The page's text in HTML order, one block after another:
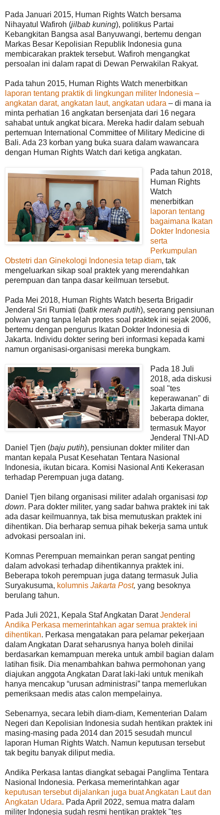
Pada Januari 2015, Human Rights Watch bersama
Nihayatul Wafiroh (jilbab kuning), politikus Partai
Kebangkitan Bangsa asal Banyuwangi, bertemu dengan
Markas Besar Kepolisian Republik Indonesia guna
membicarakan praktek tersebut. Wafiroh mengangkat
persoalan ini dalam rapat di Dewan Perwakilan Rakyat.
Pada tahun 2015, Human Rights Watch menerbitkan
laporan tentang praktik di lingkungan militer Indonesia –
angkatan darat, angkatan laut, angkatan udara – di mana ia
minta perhatian 16 angkatan bersenjata dari 16 negara
sahabat untuk angkat bicara. Mereka hadir dalam sebuah
pertemuan International Committee of Military Medicine di
Bali. Ada 23 korban yang buka suara dalam wawancara
dengan Human Rights Watch dari ketiga angkatan.
Pada tahun 2018,
Human Rights
Watch
menerbitkan
laporan tentang
bagaimana Ikatan
Dokter Indonesia
serta
Perkumpulan
Obstetri dan Ginekologi Indonesia tetap diam, tak
mengeluarkan sikap soal praktek yang merendahkan
perempuan dan tanpa dasar keilmuan tersebut.
Pada Mei 2018, Human Rights Watch beserta Brigadir
Jenderal Sri Rumiati (batik merah putih), seorang pensiunan
polwan yang tanpa lelah protes soal praktek ini sejak 2006,
bertemu dengan pengurus Ikatan Dokter Indonesia di
Jakarta. Individu dokter sering beri informasi kepada kami
namun organisasi-organisasi mereka bungkam.
Pada 18 Juli
2018, ada diskusi
soal "tes
keperawanan" di
Jakarta dimana
beberapa dokter,
termasuk Mayor
Jenderal TNI-AD
Daniel Tjen (baju putih), pensiunan dokter militer dan
mantan kepala Pusat Kesehatan Tentara Nasional
Indonesia, ikutan bicara. Komisi Nasional Anti Kekerasan
terhadap Perempuan juga datang.
Daniel Tjen bilang organisasi militer adalah organisasi top
down. Para dokter militer, yang sadar bahwa praktek ini tak
ada dasar keilmuannya, tak bisa memutuskan praktek ini
dihentikan. Dia berharap semua pihak bekerja sama untuk
advokasi persoalan ini.
Komnas Perempuan memainkan peran sangat penting
dalam advokasi terhadap dihentikannya praktek ini.
Beberapa tokoh perempuan juga datang termasuk Julia
Suryakusuma, kolumnis Jakarta Post, yang besoknya
berulang tahun.
Pada Juli 2021, Kepala Staf Angkatan DaratJenderal
Andika Perkasa memerintahkan agar semua praktek ini
dihentikan. Perkasa mengatakan para pelamar pekerjaan
dalam Angkatan Darat seharusnya hanya boleh dinilai
berdasarkan kemampuan mereka untuk ambil bagian dalam
latihan fisik. Dia menambahkan bahwa permohonan yang
diajukan anggota Angkatan Darat laki-laki untuk menikah
hanya mencakup “urusan administrasi” tanpa memerlukan
pemeriksaan medis atas calon mempelainya.
Sebenarnya, secara lebih diam-diam, Kementerian Dalam
Negeri dan Kepolisian Indonesia sudah hentikan praktek ini
masing-masing pada 2014 dan 2015 sesudah muncul
laporan Human Rights Watch. Namun keputusan tersebut
tak begitu banyak diliput media.
Andika Perkasa lantas diangkat sebagai Panglima Tentara
Nasional Indonesia. Perkasa memerintahkan agar
keputusan tersebut dijalankan juga buat Angkatan Laut dan
Angkatan Udara. Pada April 2022, semua matra dalam
militer Indonesia sudah resmi hentikan praktek "tes